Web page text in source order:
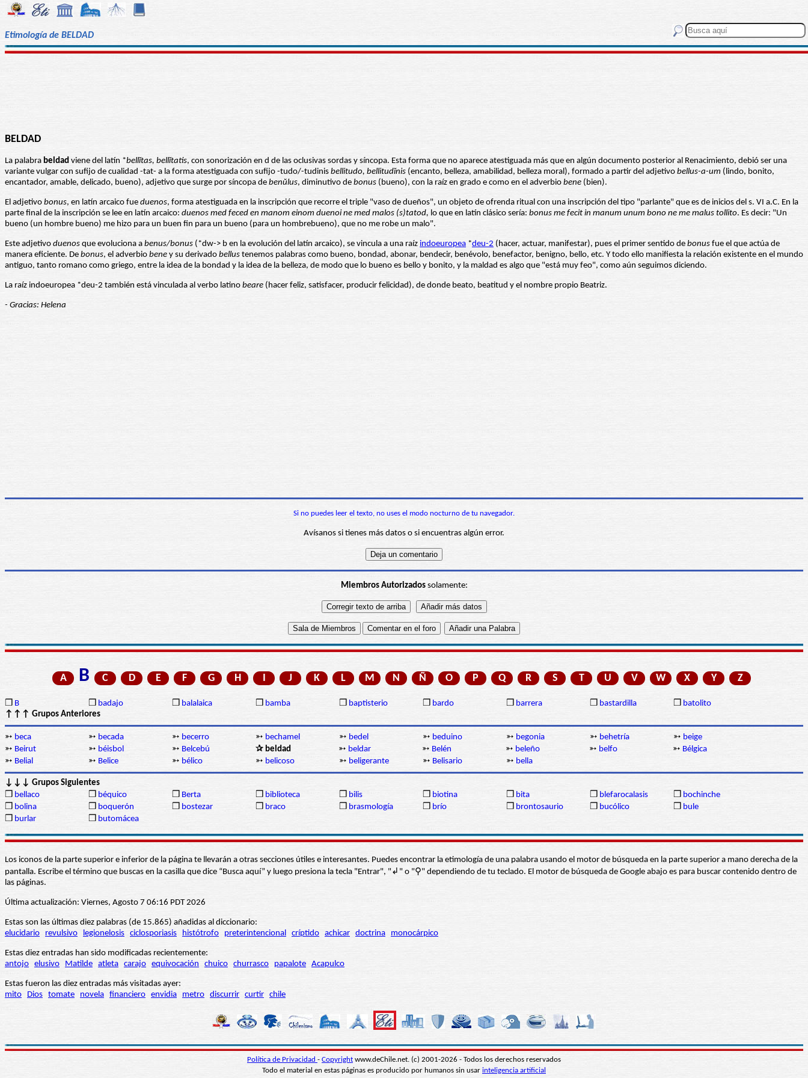
Etimología de BELDAD
BELDAD
La palabra beldad viene del latín *bellĭtas, bellĭtatis, con sonorización en d de las oclusivas sordas y síncopa. Esta forma que no aparece atestiguada más que en algún documento posterior al Renacimiento, debió ser una
variante vulgar con sufijo de cualidad -tat- a la forma atestiguada con sufijo -tudo/-tudinis bellitudo, bellitudĭnis (encanto, belleza, amabilidad, belleza moral), formado a partir del adjetivo bellus-a-um (lindo, bonito,
encantador, amable, delicado, bueno), adjetivo que surge por síncopa de benŭlus, diminutivo de bonus (bueno), con la raíz en grado e como en el adverbio bene (bien).
El adjetivo bonus, en latín arcaico fue duenos, forma atestiguada en la inscripción que recorre el triple "vaso de dueños", un objeto de ofrenda ritual con una inscripción del tipo "parlante" que es de inicios del s. VI a.C. En la
parte final de la inscripción se lee en latín arcaico: duenos med feced en manom einom duenoi ne med malos (s)tatod, lo que en latín clásico sería: bonus me fecit in manum unum bono ne me malus tollito. Es decir: "Un
bueno (un hombre bueno) me hizo para un buen fin para un bueno (para un hombrebueno), que no me robe un malo".
Este adjetivo duenos que evoluciona a benus/bonus (*dw-> b en la evolución del latín arcaico), se vincula a una raíz indoeuropea *deu-2 (hacer, actuar, manifestar), pues el primer sentido de bonus fue el que actúa de
manera eficiente. De bonus, el adverbio bene y su derivado bellus tenemos palabras como bueno, bondad, abonar, bendecir, benévolo, benefactor, benigno, bello, etc. Y todo ello manifiesta la relación existente en el mundo
antiguo, tanto romano como griego, entre la idea de la bondad y la idea de la belleza, de modo que lo bueno es bello y bonito, y la maldad es algo que "está muy feo", como aún seguimos diciendo.
La raíz indoeuropea *deu-2 también está vinculada al verbo latino beare (hacer feliz, satisfacer, producir felicidad), de donde beato, beatitud y el nombre propio Beatriz.
- Gracias: Helena
Si no puedes leer el texto, no uses el modo nocturno de tu navegador.
Avísanos si tienes más datos o si encuentras algún error.
Miembros Autorizadossolamente:
A B C D E F G H I J K L M N Ñ O P Q R S T U V W X Y Z
❒ B ❒ badajo ❒ balalaica ❒ bamba ❒ baptisterio ❒ bardo ❒ barrera ❒ bastardilla ❒ batolito
↑↑↑ Grupos Anteriores
➳ beca ➳ becada ➳ becerro ➳ bechamel ➳ bedel ➳ beduino ➳ begonia ➳ behetría ➳ beige
➳ Beirut ➳ béisbol ➳ Belcebú ✰ beldad ➳ beldar ➳ Belén ➳ beleño ➳ belfo ➳ Bélgica
➳ Belial ➳ Belice ➳ bélico ➳ belicoso ➳ beligerante ➳ Belisario ➳ bella
↓↓↓ Grupos Siguientes
❒ bellaco ❒ béquico ❒ Berta ❒ biblioteca ❒ bilis ❒ biotina ❒ bita ❒ blefarocalasis ❒ bochinche
❒ bolina ❒ boquerón ❒ bostezar ❒ braco ❒ brasmología ❒ brío ❒ brontosaurio ❒ bucólico ❒ bule
❒ burlar ❒ butomácea
Los iconos de la parte superior e inferior de la página te llevarán a otras secciones útiles e interesantes. Puedes encontrar la etimología de una palabra usando el motor de búsqueda en la parte superior a mano derecha de la
pantalla. Escribe el término que buscas en la casilla que dice “Busca aquí” y luego presiona la tecla "Entrar", "↲" o "⚲" dependiendo de tu teclado. El motor de búsqueda de Google abajo es para buscar contenido dentro de
las páginas.
Última actualización: Viernes, Agosto 7 06:16 PDT 2026
Estas son las últimas diez palabras (de 15.865) añadidas al diccionario:
elucidario
revulsivo legionelosis ciclosporiasis histótrofo preterintencional críptido achicar doctrina monocárpico
Estas diez entradas han sido modificadas recientemente:
antojo elusivo Matilde atleta carajo equivocación chuico churrasco papalote Acapulco
Estas fueron las diez entradas más visitadas ayer:
mito
Dios tomate novela financiero envidia metro discurrir curtir chile
Política de Privacidad - Copyright www.deChile.net. (c) 2001-2026 - Todos los derechos reservados
Todo el material en estas páginas es producido por humanos sin usar inteligencia artificial